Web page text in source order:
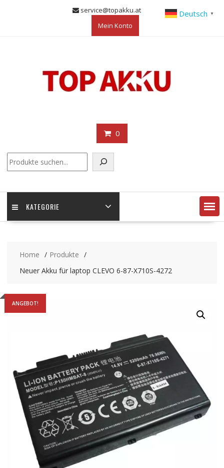
service@topakku.at
Mein Konto
0
KATEGORIE
Home
Produkte
Neuer Akku für laptop CLEVO 6-87-X710S-4272
ANGEBOT!
Deutsch ▼